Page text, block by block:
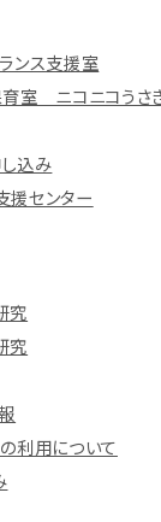
ンス支援室
育室 ニコニコうさ
込み
援センター
究
究
利用について